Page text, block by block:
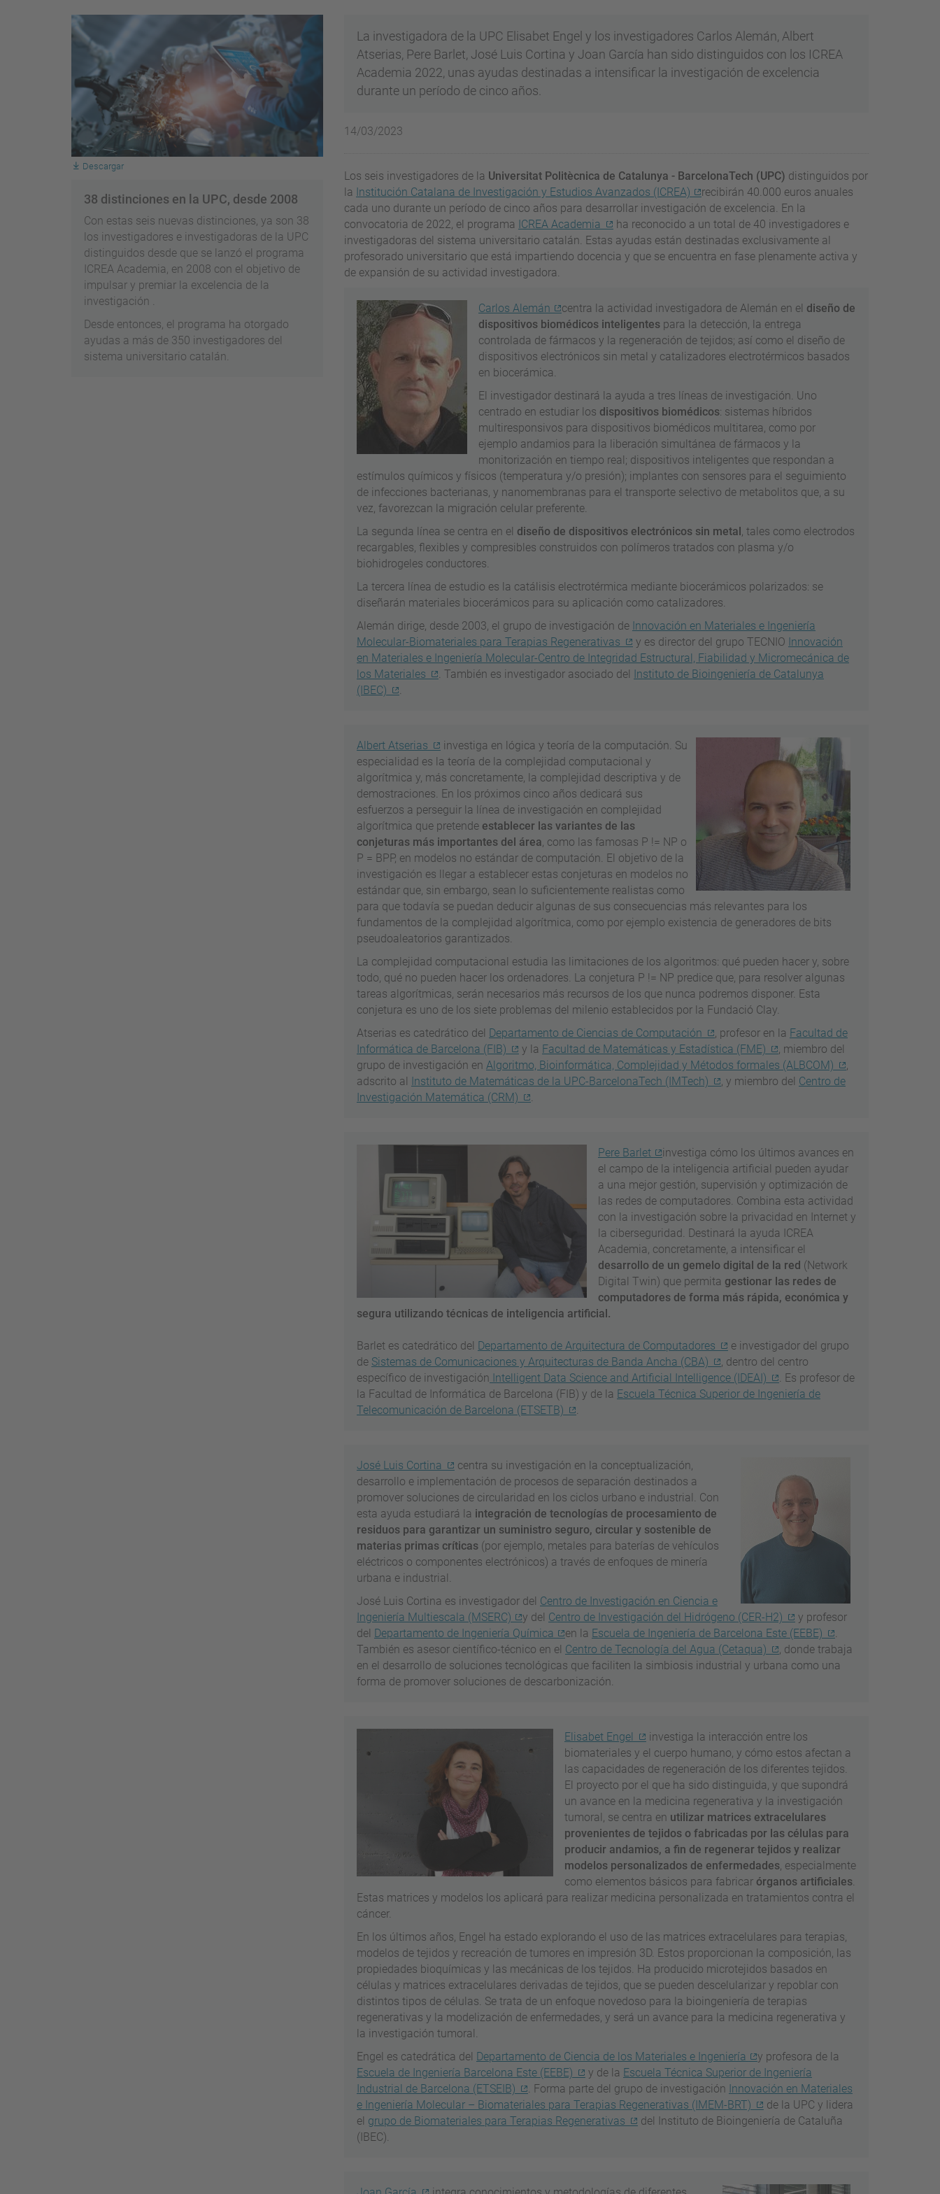
Descargar
38 distinciones en la UPC, desde 2008
Con estas seis nuevas distinciones, ya son 38
los investigadores e investigadoras de la UPC
distinguidos desde que se lanzó el programa
ICREA Academia, en 2008 con el objetivo de
impulsar y premiar la excelencia de la
investigación .
Desde entonces, el programa ha otorgado
ayudas a más de 350 investigadores del
sistema universitario catalán.
La investigadora de la UPC Elisabet Engel y los investigadores Carlos Alemán, Albert
Atserias, Pere Barlet, José Luis Cortina y Joan García han sido distinguidos con los ICREA
Academia 2022, unas ayudas destinadas a intensificar la investigación de excelencia
durante un período de cinco años.
14/03/2023
Los seis investigadores de la Universitat Politècnica de Catalunya - BarcelonaTech (UPC) distinguidos por
la Institución Catalana de Investigación y Estudios Avanzados (ICREA)
recibirán 40.000 euros anuales
cada uno durante un período de cinco años para desarrollar investigación de excelencia. En la
convocatoria de 2022, el programa ICREA Academia
ha reconocido a un total de 40 investigadores e
investigadoras del sistema universitario catalán. Estas ayudas están destinadas exclusivamente al
profesorado universitario que está impartiendo docencia y que se encuentra en fase plenamente activa y
de expansión de su actividad investigadora.
Carlos Alemán centra la actividad investigadora de Alemán en el diseño de
dispositivos biomédicos inteligentespara la detección, la entrega
controlada de fármacos y la regeneración de tejidos; así como el diseño de
dispositivos electrónicos sin metal y catalizadores electrotérmicos basados
en biocerámica.
El investigador destinará la ayuda a tres líneas de investigación. Uno
centrado en estudiar los dispositivos biomédicos: sistemas híbridos
multiresponsivos para dispositivos biomédicos multitarea, como por
ejemplo andamios para la liberación simultánea de fármacos y la
monitorización en tiempo real; dispositivos inteligentes que respondan a
estímulos químicos y físicos (temperatura y/o presión); implantes con sensores para el seguimiento
de infecciones bacterianas, y nanomembranas para el transporte selectivo de metabolitos que, a su
vez, favorezcan la migración celular preferente.
La segunda línea se centra en el diseño de dispositivos electrónicos sin metal , tales como electrodos
recargables, flexibles y compresibles construidos con polímeros tratados con plasma y/o
biohidrogeles conductores.
La tercera línea de estudio es la catálisis electrotérmica mediante biocerámicos polarizados: se
diseñarán materiales biocerámicos para su aplicación como catalizadores.
Alemán dirige, desde 2003, el grupo de investigación de Innovación en Materiales e Ingeniería
Molecular-Biomateriales para Terapias Regenerativas
y es director del grupo TECNIO Innovación
en Materiales e Ingeniería Molecular-Centro de Integridad Estructural, Fiabilidad y Micromecánica de
los Materiales
. También es investigador asociado del
Instituto de Bioingeniería de Catalunya
(IBEC)
.
Albert Atserias
investiga en lógica y teoría de la computación. Su
especialidad es la teoría de la complejidad computacional y
algorítmica y, más concretamente, la complejidad descriptiva y de
demostraciones. En los próximos cinco años dedicará sus
esfuerzos a perseguir la línea de investigación en complejidad
algorítmica que pretendeestablecer las variantes de las
conjeturas más importantes del área, como las famosas P != NP o
P = BPP, en modelos no estándar de computación. El objetivo de la
investigación es llegar a establecer estas conjeturas en modelos no
estándar que, sin embargo, sean lo suficientemente realistas como
para que todavía se puedan deducir algunas de sus consecuencias más relevantes para los
fundamentos de la complejidad algorítmica, como por ejemplo existencia de generadores de bits
pseudoaleatorios garantizados.
La complejidad computacional estudia las limitaciones de los algoritmos: qué pueden hacer y, sobre
todo, qué no pueden hacer los ordenadores. La conjetura P != NP predice que, para resolver algunas
tareas algorítmicas, serán necesarios más recursos de los que nunca podremos disponer. Esta
conjetura es uno de los siete problemas del milenio establecidos por la Fundació Clay.
Atserias es catedrático del Departamento de Ciencias de Computación , profesor en la Facultad de
Informática de Barcelona (FIB)
y la Facultad de Matemáticas y Estadística (FME)
, miembro del
grupo de investigación en Algoritmo, Bioinformática, Complejidad y Métodos formales (ALBCOM)
,
adscrito al
Instituto de Matemáticas de la UPC-BarcelonaTech (IMTech) , y miembro del Centro de
Investigación Matemática (CRM)
.
Pere Barlet
investiga cómo los últimos avances en
el campo de la inteligencia artificial pueden ayudar
a una mejor gestión, supervisión y optimización de
las redes de computadores. Combina esta actividad
con la investigación sobre la privacidad en Internet y
la ciberseguridad. Destinará la ayuda ICREA
Academia, concretamente, a intensificar el
desarrollo de un gemelo digital de la red (Network
Digital Twin) que permita gestionar las redes de
computadores de forma más rápida, económica y
segura utilizando técnicas de inteligencia artificial.
Barlet es catedrático del Departamento de Arquitectura de Computadores
e investigador del grupo
de Sistemas de Comunicaciones y Arquitecturas de Banda Ancha (CBA)
, dentro del centro
específico de investigación Intelligent Data Science and Artificial Intelligence (IDEAI)
. Es profesor de
la Facultad de Informática de Barcelona (FIB) y de la Escuela Técnica Superior de Ingeniería de
Telecomunicación de Barcelona (ETSETB)
.
José Luis Cortina
centra su investigación en la conceptualización,
desarrollo e implementación de procesos de separación destinados a
promover soluciones de circularidad en los ciclos urbano e industrial. Con
esta ayuda estudiará la integración de tecnologías de procesamiento de
residuos para garantizar un suministro seguro, circular y sostenible de
materias primas críticas(por ejemplo, metales para baterías de vehículos
eléctricos o componentes electrónicos) a través de enfoques de minería
urbana e industrial.
José Luis Cortina es investigador del Centro de Investigación en Ciencia e
Ingeniería Multiescala (MSERC)
y del Centro de Investigación del Hidrógeno (CER-H2)
y profesor
del Departamento de Ingeniería Química en la Escuela de Ingeniería de Barcelona Este (EEBE)
.
También es asesor científico-técnico en el Centro de Tecnología del Agua (Cetaqua)
, donde trabaja
en el desarrollo de soluciones tecnológicas que faciliten la simbiosis industrial y urbana como una
forma de promover soluciones de descarbonización.
Elisabet Engel
investiga la interacción entre los
biomateriales y el cuerpo humano, y cómo estos afectan a
las capacidades de regeneración de los diferentes tejidos.
El proyecto por el que ha sido distinguida, y que supondrá
un avance en la medicina regenerativa y la investigación
tumoral, se centra en utilizar matrices extracelulares
provenientes de tejidos o fabricadas por las células para
producir andamios, a fin de regenerar tejidos y realizar
modelos personalizados de enfermedades, especialmente
como elementos básicos para fabricar órganos artificiales.
Estas matrices y modelos los aplicará para realizar medicina personalizada en tratamientos contra el
cáncer.
En los últimos años, Engel ha estado explorando el uso de las matrices extracelulares para terapias,
modelos de tejidos y recreación de tumores en impresión 3D. Estos proporcionan la composición, las
propiedades bioquímicas y las mecánicas de los tejidos. Ha producido microtejidos basados en
células y matrices extracelulares derivadas de tejidos, que se pueden descelularizar y repoblar con
distintos tipos de células. Se trata de un enfoque novedoso para la bioingeniería de terapias
regenerativas y la modelización de enfermedades, y será un avance para la medicina regenerativa y
la investigación tumoral.
Engel es catedrática del Departamento de Ciencia de los Materiales e Ingeniería
y profesora de la
Escuela de Ingeniería Barcelona Este (EEBE)
y de la Escuela Técnica Superior de Ingeniería
Industrial de Barcelona (ETSEIB)
. Forma parte del grupo de investigación Innovación en Materiales
e Ingeniería Molecular – Biomateriales para Terapias Regenerativas (IMEM-BRT)
de la UPC y lidera
el grupo de Biomateriales para Terapias Regenerativas
del Instituto de Bioingeniería de Cataluña
(IBEC).